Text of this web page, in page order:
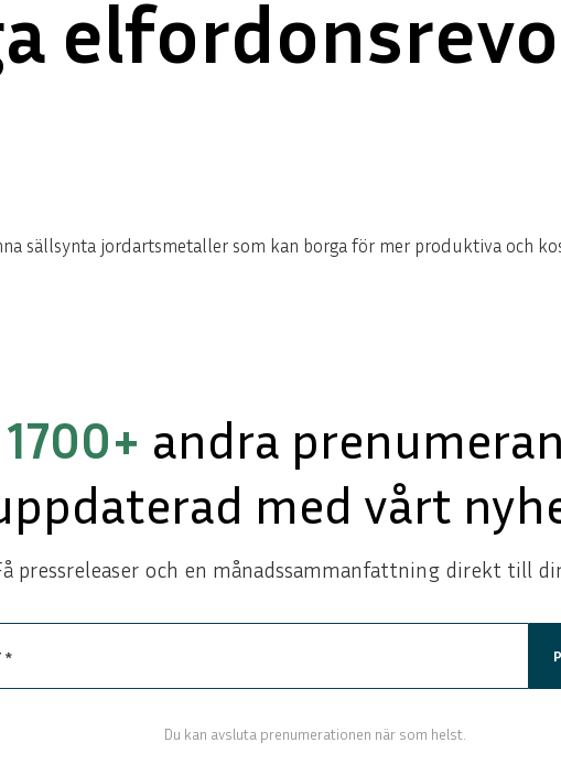
sällsynta jordartsmetaller som kan borga för mer produktiva och
1700+ andra
med vårt
pressreleaser och en månadssammanfattning direkt till
*
Du kan avsluta prenumerationen när som helst.